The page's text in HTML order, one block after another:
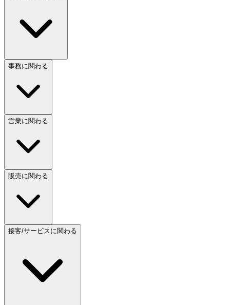
事務に関わる
営業に関わる
販売に関わる
接客/サービスに関わる